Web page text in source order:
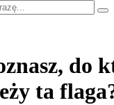
do
ta